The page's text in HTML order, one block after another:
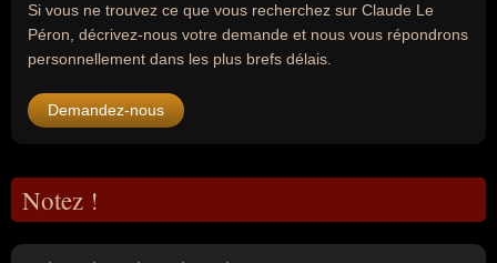
Si vous ne trouvez ce que vous recherchez sur Claude Le
Péron, décrivez-nous votre demande et nous vous répondrons
personnellement dans les plus brefs délais.
Demandez-nous
Notez !